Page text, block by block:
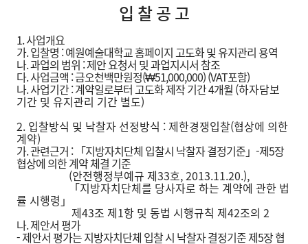
입 찰 공 고
1. 사업개요
가. 입찰명 : 예원예술대학교 홈페이지 고도화 및 유지관리 용역
나. 과업의 범위 : 제안 요청서 및 과업지시서 참조
다. 사업금액 : 금오천백만원정(₩51,000,000) (VAT포함)
나. 사업기간 : 계약일로부터 고도화 제작 기간 4개월 (하자담보
기간 및 유지관리 기간 별도)
2. 입찰방식 및 낙찰자 선정방식 : 제한경쟁입찰(협상에 의한
계약)
가. 관련근거 : 「지방자치단체 입찰시 낙찰자 결정기준」-제5장
협상에 의한 계약 체결 기준
(안전행정부예규 제33호, 2013.11.20.),
「지방자치단체를 당사자로 하는 계약에 관한 법
률 시행령」
제43조 제1항 및 동법 시행규칙 제42조의 2
나. 제안서 평가
- 제안서 평가는 지방자치단체 입찰 시 낙찰자 결정기준 제5장 협